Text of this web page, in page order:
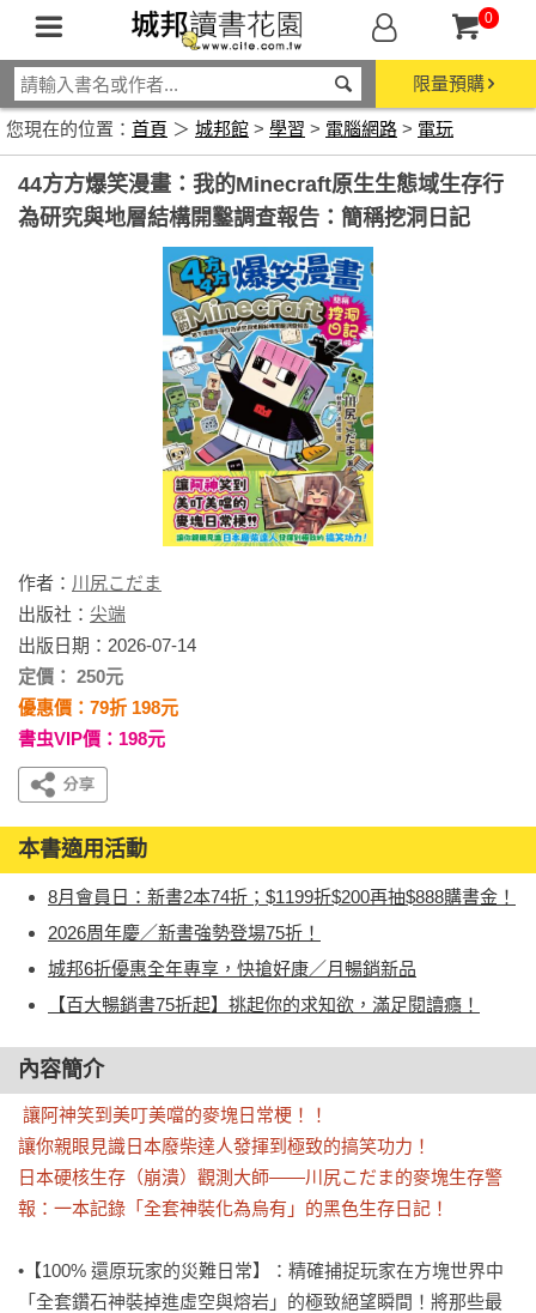
0
限量預購
您現在的位置： 首頁 ＞ 城邦館 > 學習 > 電腦網路 > 電玩
44方方爆笑漫畫：我的Minecraft原生生態域生存行
為研究與地層結構開鑿調查報告：簡稱挖洞日記
作者： 川尻こだま
出版社： 尖端
出版日期：2026-07-14
定價： 250元
優惠價：79折 198元
書虫VIP價：198元
本書適用活動
8月會員日：新書2本74折；$1199折$200再抽$888購書金！
2026周年慶／新書強勢登場75折！
城邦6折優惠全年專享，快搶好康／月暢銷新品
【百大暢銷書75折起】挑起你的求知欲，滿足閱讀癮！
內容簡介
讓你親眼見識日本廢柴達人發揮到極致的搞笑功力！
日本硬核生存（崩潰）觀測大師——川尻こだま的麥塊生存警
報：一本記錄「全套神裝化為烏有」的黑色生存日記！
•【100% 還原玩家的災難日常】：精確捕捉玩家在方塊世界中
「全套鑽石神裝掉進虛空與熔岩」的極致絕望瞬間！將那些最